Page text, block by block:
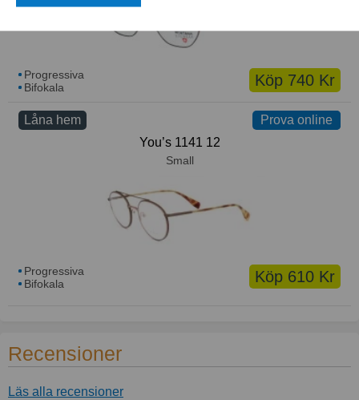
Köp 740 Kr
Progressiva
Bifokala
Prova online
Prova online
Låna hem
You’s 1141 12
Small
Köp 610 Kr
Progressiva
Bifokala
Recensioner
Läs alla recensioner